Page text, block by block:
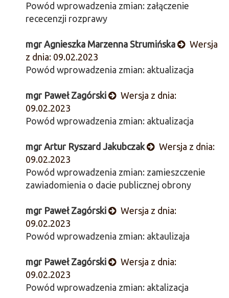
Powód wprowadzenia zmian: załączenie
rececenzji rozprawy
mgr Agnieszka Marzenna Strumińska
Wersja
z dnia: 09.02.2023
Powód wprowadzenia zmian: aktualizacja
mgr Paweł Zagórski
Wersja z dnia:
09.02.2023
Powód wprowadzenia zmian: aktualizacja
mgr Artur Ryszard Jakubczak
Wersja z dnia:
09.02.2023
Powód wprowadzenia zmian: zamieszczenie
zawiadomienia o dacie publicznej obrony
mgr Paweł Zagórski
Wersja z dnia:
09.02.2023
Powód wprowadzenia zmian: aktaulizaja
mgr Paweł Zagórski
Wersja z dnia:
09.02.2023
Powód wprowadzenia zmian: aktalizacja